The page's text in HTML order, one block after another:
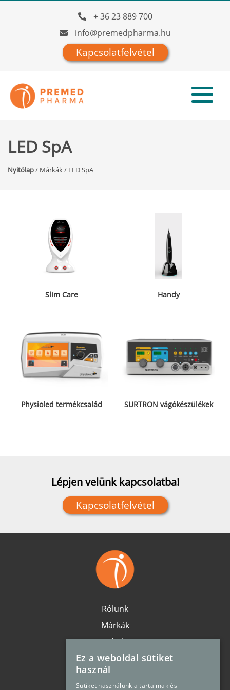
+ 36 23 889 700
info@premedpharma.hu
Kapcsolatfelvétel
LED SpA
Nyitólap/ Márkák/ LED SpA
Slim Care Handy
Physioled termékcsalád SURTRON vágókészülékek
Lépjen velünk kapcsolatba!
Kapcsolatfelvétel
Rólunk
Márkák
Hírek
Karrier
Elérhetőség
Ez a weboldal sütiket
használ
Sütiket használunk a tartalmak és